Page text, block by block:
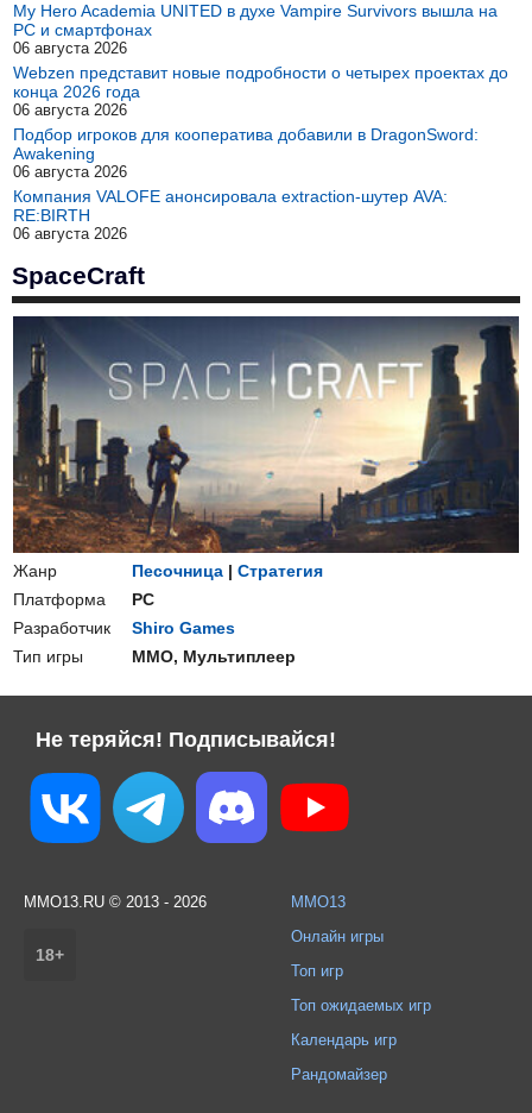
My Hero Academia UNITED в духе Vampire Survivors вышла на
PC и смартфонах
06 августа 2026
Webzen представит новые подробности о четырех проектах до
конца 2026 года
06 августа 2026
Подбор игроков для кооператива добавили в DragonSword:
Awakening
06 августа 2026
Компания VALOFE анонсировала extraction-шутер AVA:
RE:BIRTH
06 августа 2026
SpaceCraft
Жанр Песочница | Стратегия
Платформа
PC
Разработчик
Shiro Games
Тип игры
ММО, Мультиплеер
Не теряйся! Подписывайся!
MMO13.RU © 2013 - 2026
18+
MMO13
Онлайн игры
Топ игр
Топ ожидаемых игр
Календарь игр
Рандомайзер